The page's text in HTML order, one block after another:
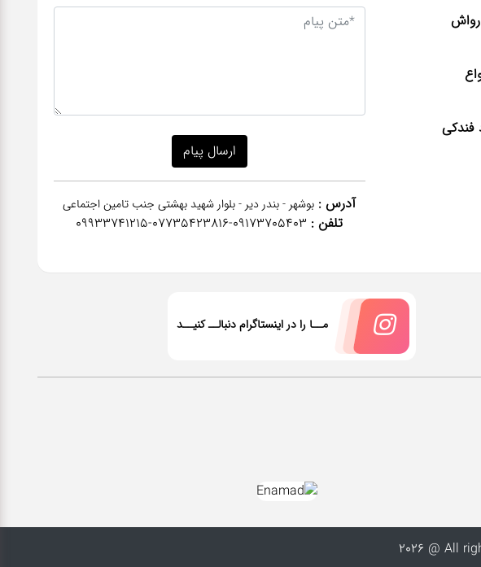
آدرس : بوشهر - بندر دیر - بلوار شهید بهشتی جنب تامین اجتماعی
تلفن : ٠٩١٧٣٧٠٥٤٠٣-07735423816-09933741215
مــا را در اینستاگرام دنبالــ کنیــد
2026 @ All